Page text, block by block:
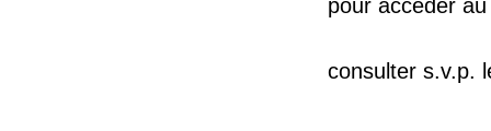
pour accéder
consulter s.v.p.